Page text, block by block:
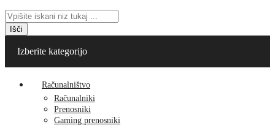
Išči
Izberite kategorijo
Računalništvo
Računalniki
Prenosniki
Gaming prenosniki